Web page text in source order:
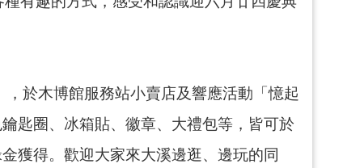
於木博館服務站小賣店及響應活動「憶起
匙圈、冰箱貼、徽章、大禮包等，皆可於
獲得。歡迎大家來大溪邊逛、邊玩的同